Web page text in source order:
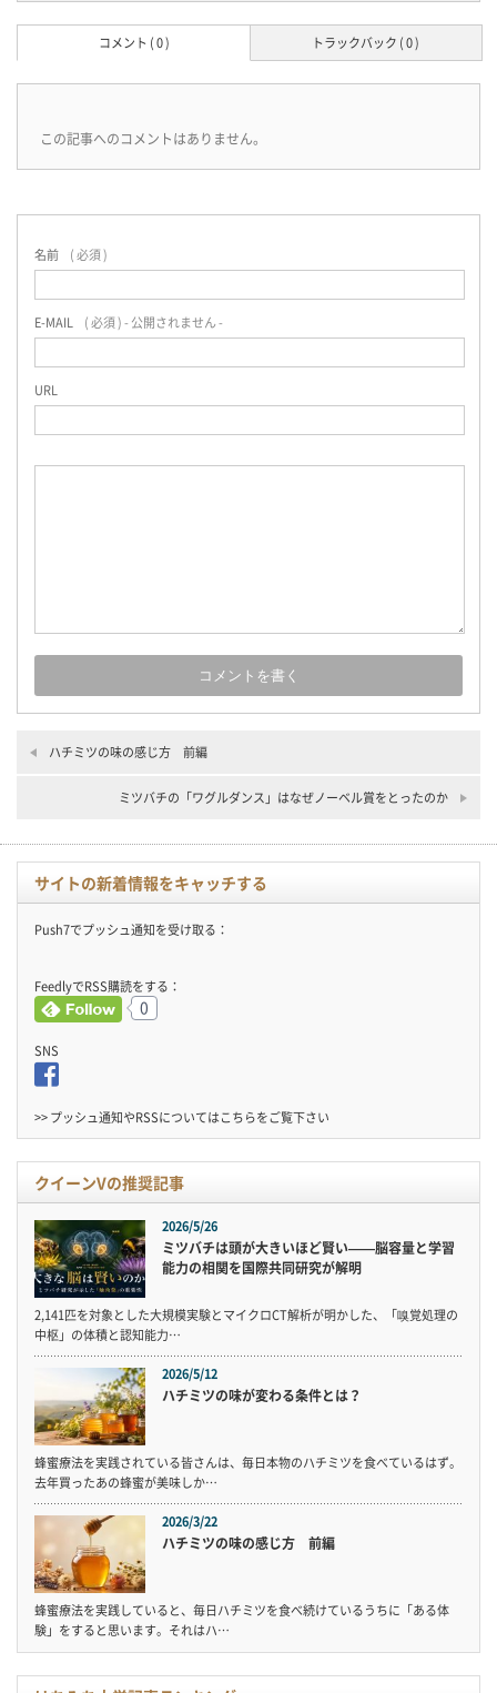
トラックバック ( 0 )
コメント ( 0 )
この記事へのコメントはありません。
名前 ( 必須 )
E-MAIL ( 必須 ) - 公開されません -
URL
ハチミツの味の感じ方 前編
ミツバチの「ワグルダンス」はなぜノーベル賞をとったのか
サイトの新着情報をキャッチする
Push7でプッシュ通知を受け取る：
FeedlyでRSS購読をする：
0
SNS
>> プッシュ通知やRSSについてはこちらをご覧下さい
クイーンVの推奨記事
2026/5/26
ミツバチは頭が大きいほど賢い——脳容量と学習
能力の相関を国際共同研究が解明
2,141匹を対象とした大規模実験とマイクロCT解析が明かした、「嗅覚処理の
中枢」の体積と認知能力…
2026/5/12
ハチミツの味が変わる条件とは？
蜂蜜療法を実践されている皆さんは、毎日本物のハチミツを食べているはず。
去年買ったあの蜂蜜が美味しか…
2026/3/22
ハチミツの味の感じ方 前編
蜂蜜療法を実践していると、毎日ハチミツを食べ続けているうちに「ある体
験」をすると思います。それはハ…